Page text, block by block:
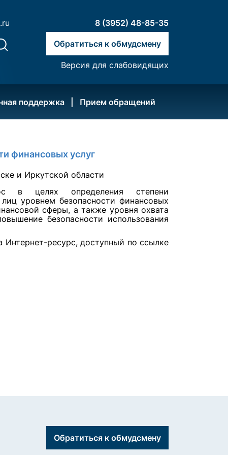
8 (3952) 48-85-35
Обратиться к обмудсмену
Версия для слабовидящих
поддержка Прием обращений
финансовых услуг
в целях определения степени
уровнем безопасности финансовых
сферы, а также уровня охвата
безопасности использования
ресурс, доступный по ссылке
Обратиться к обмудсмену